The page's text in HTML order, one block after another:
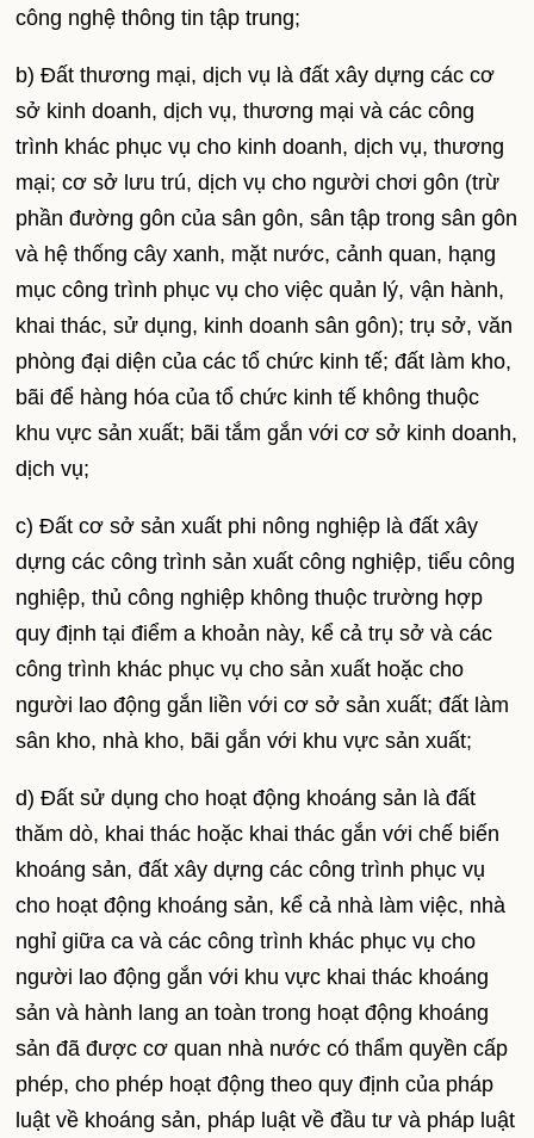
công nghệ thông tin tập trung;
b) Đất thương mại, dịch vụ là đất xây dựng các cơ
sở kinh doanh, dịch vụ, thương mại và các công
trình khác phục vụ cho kinh doanh, dịch vụ, thương
mại; cơ sở lưu trú, dịch vụ cho người chơi gôn (trừ
phần đường gôn của sân gôn, sân tập trong sân gôn
và hệ thống cây xanh, mặt nước, cảnh quan, hạng
mục công trình phục vụ cho việc quản lý, vận hành,
khai thác, sử dụng, kinh doanh sân gôn); trụ sở, văn
phòng đại diện của các tổ chức kinh tế; đất làm kho,
bãi để hàng hóa của tổ chức kinh tế không thuộc
khu vực sản xuất; bãi tắm gắn với cơ sở kinh doanh,
dịch vụ;
c) Đất cơ sở sản xuất phi nông nghiệp là đất xây
dựng các công trình sản xuất công nghiệp, tiểu công
nghiệp, thủ công nghiệp không thuộc trường hợp
quy định tại điểm a khoản này, kể cả trụ sở và các
công trình khác phục vụ cho sản xuất hoặc cho
người lao động gắn liền với cơ sở sản xuất; đất làm
sân kho, nhà kho, bãi gắn với khu vực sản xuất;
d) Đất sử dụng cho hoạt động khoáng sản là đất
thăm dò, khai thác hoặc khai thác gắn với chế biến
khoáng sản, đất xây dựng các công trình phục vụ
cho hoạt động khoáng sản, kể cả nhà làm việc, nhà
nghỉ giữa ca và các công trình khác phục vụ cho
người lao động gắn với khu vực khai thác khoáng
sản và hành lang an toàn trong hoạt động khoáng
sản đã được cơ quan nhà nước có thẩm quyền cấp
phép, cho phép hoạt động theo quy định của pháp
luật về khoáng sản, pháp luật về đầu tư và pháp luật